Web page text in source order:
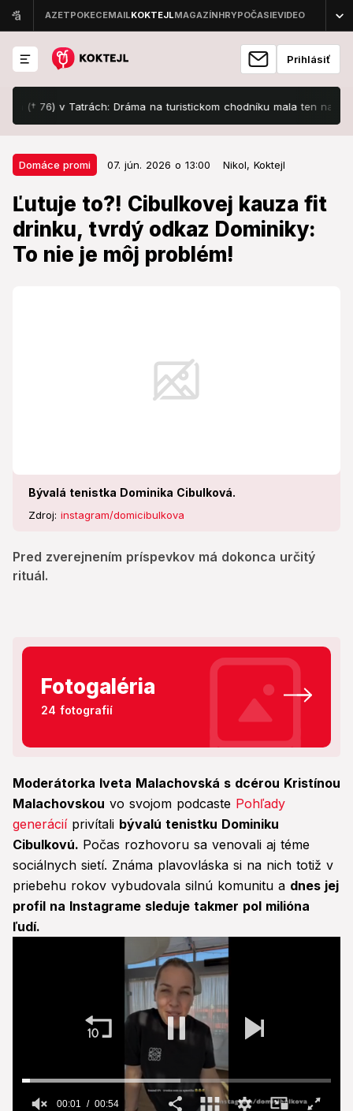
Prihlásiť
v Tatrách: Dráma na turistickom chodníku mala ten najhorší
Domáce promi 07. jún. 2026 o 13:00 Nikol, Koktejl
Ľutuje to?! Cibulkovej kauza fit
drinku, tvrdý odkaz Dominiky:
To nie je môj problém!
Bývalá tenistka Dominika Cibulková.
Zdroj: instagram/domicibulkova
Pred zverejnením príspevkov má dokonca určitý
rituál.
Domáce promi 07. jún. 2026 o 13:00
Ľutuje to?! Cibulkovej kauza fit
drinku, tvrdý odkaz Dominiky: To
nie je môj problém!
Fotogaléria
24 fotografií
Moderátorka Iveta Malachovská s dcérou Kristínou
Malachovskou vo svojom podcaste Pohľady
generáciíprivítali bývalú tenistku Dominiku
Cibulkovú. Počas rozhovoru sa venovali aj téme
sociálnych sietí. Známa plavovláska si na nich totiž v
priebehu rokov vybudovala silnú komunitu a dnes jej
profil na Instagrame sleduje takmer pol milióna
ľudí.
00:02 00:54